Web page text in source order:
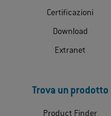
Certificazioni
Download
Extranet
Trova un prodotto